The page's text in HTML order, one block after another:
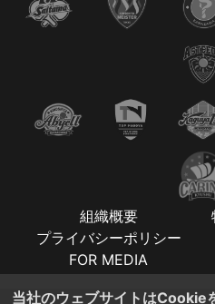
組織概要
プライバシーポリシー
FOR MEDIA
当社のウェブサイトはCookie